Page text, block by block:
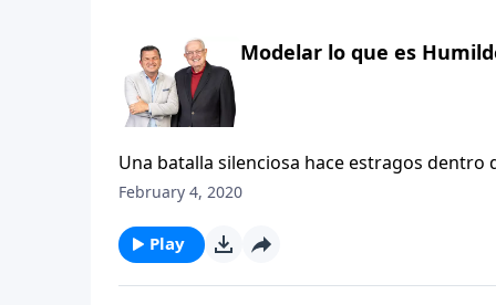
Modelar lo que es
Una batalla silenciosa hace estragos
orgullo y la virtud de la humildad… el deseo
incluyó «andar humildemente con tu Dios»
humildad y no la auto-promoción, un
February 4, 2020
Play